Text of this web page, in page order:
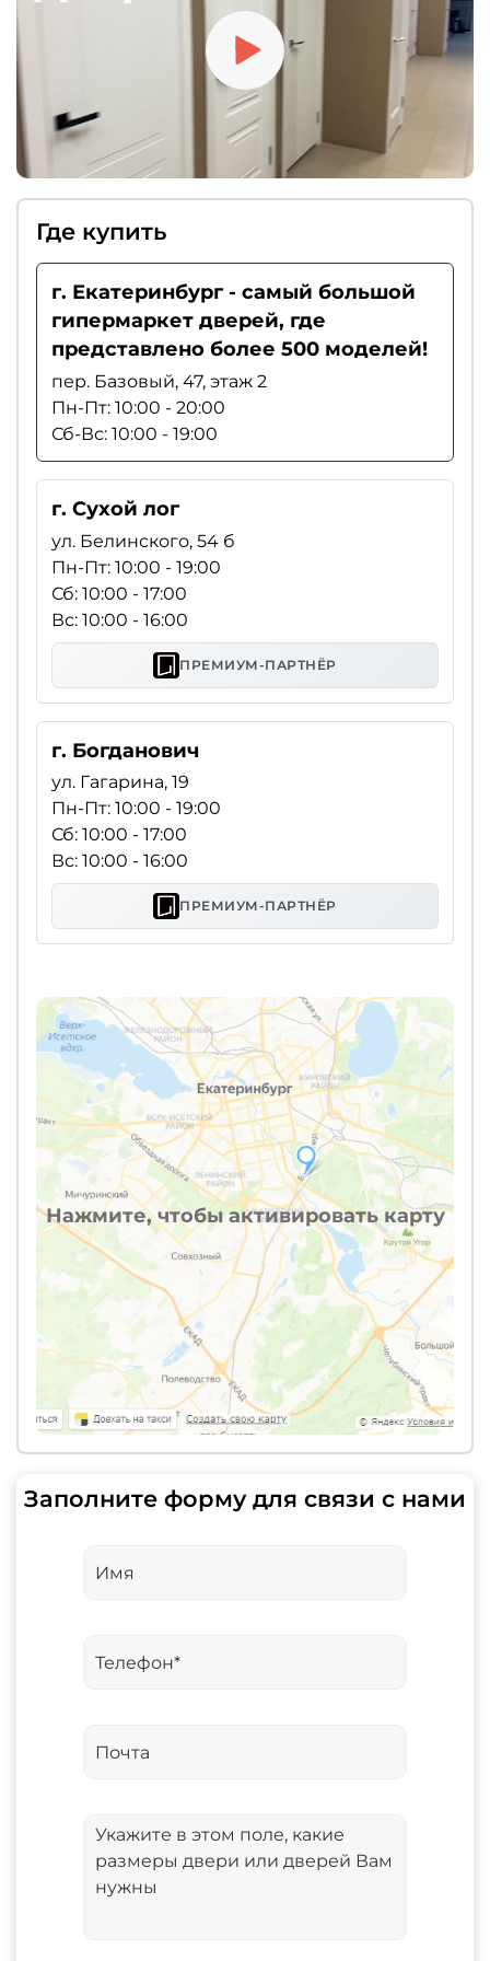
Нажмите, чтобы активировать карту
Где купить
г. Екатеринбург - самый большой
гипермаркет дверей, где
представлено более 500 моделей!
пер. Базовый, 47, этаж 2
Пн-Пт: 10:00 - 20:00
Сб-Вс: 10:00 - 19:00
г. Сухой лог
ул. Белинского, 54 б
Пн-Пт: 10:00 - 19:00
Сб: 10:00 - 17:00
Вс: 10:00 - 16:00
ПРЕМИУМ-ПАРТНЁР
г. Богданович
ул. Гагарина, 19
Пн-Пт: 10:00 - 19:00
Сб: 10:00 - 17:00
Вс: 10:00 - 16:00
ПРЕМИУМ-ПАРТНЁР
Заполните форму для связи с нами